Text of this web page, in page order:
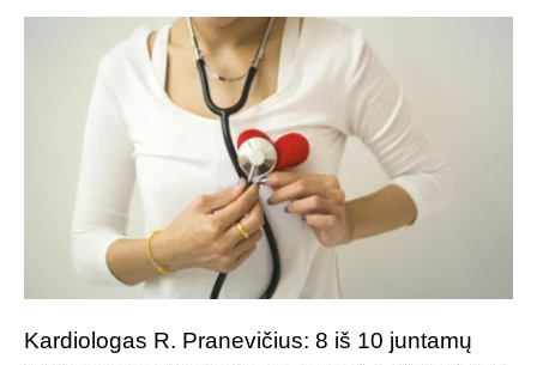
Kardiologas R. Pranevičius: 8 iš 10 juntamų